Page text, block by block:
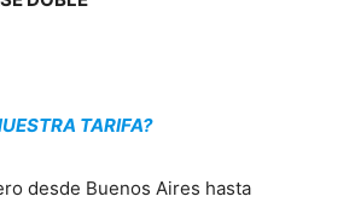
TARIFA?
desde Buenos Aires hasta